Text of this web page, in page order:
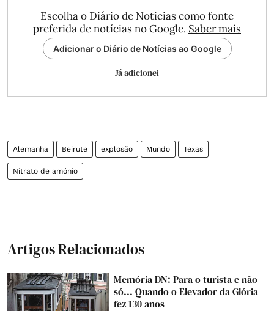
Escolha o Diário de Notícias como fonte
preferida de notícias no Google. Saber mais
Adicionar o Diário de Notícias ao Google
Já adicionei
Alemanha Beirute explosão Mundo Texas
Nitrato de amónio
Artigos Relacionados
Memória DN: Para o turista e não
só... Quando o Elevador da Glória
fez 130 anos